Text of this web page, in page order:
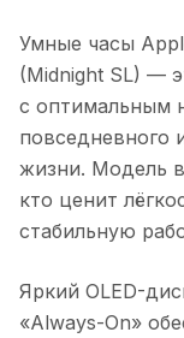
Умные часы
(Midnight SL) —
с оптимальным
повседневного
жизни. Модель
кто ценит
стабильную
Яркий OLED-
«Always-On»